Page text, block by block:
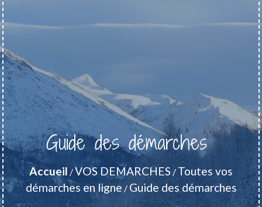
Guide des démarches
Accueil /VOS DEMARCHES / Toutes vos
démarches en ligne / Guide des démarches